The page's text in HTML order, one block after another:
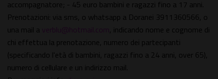
accompagnatore; - 45 euro bambini e ragazzi fino a 17 anni.
Prenotazioni: via sms, o whatsapp a Doranei 3911360566, o
una mail a verblu@hotmail.com, indicando nome e cognome di
chi effettua la prenotazione, numero dei partecipanti
(specificando l'età di bambini, ragazzi fino a 24 anni, over 65),
numero di cellulare e un indirizzo mail.